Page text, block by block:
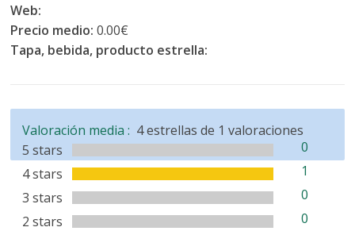
Web:
Precio medio:0.00€
Tapa, bebida, producto estrella:
Valoración media :
5 stars
0
4 stars
1
3 stars
0
2 stars
0
4estrellas de 1 valoraciones